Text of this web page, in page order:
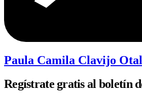
Paula Camila Clavijo
Regístrate gratis al boletín